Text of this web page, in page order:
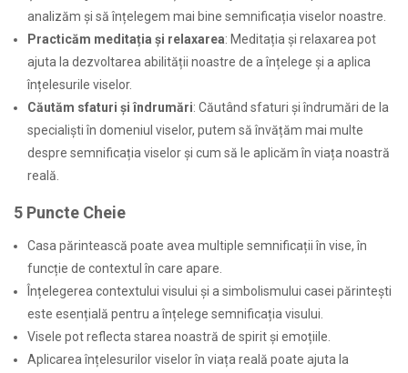
analizăm și să înțelegem mai bine semnificația viselor noastre.
Practicăm meditația și relaxarea: Meditația și relaxarea pot
ajuta la dezvoltarea abilității noastre de a înțelege și a aplica
înțelesurile viselor.
Căutăm sfaturi și îndrumări: Căutând sfaturi și îndrumări de la
specialiști în domeniul viselor, putem să învățăm mai multe
despre semnificația viselor și cum să le aplicăm în viața noastră
reală.
5 Puncte Cheie
Casa părintească poate avea multiple semnificații în vise, în
funcție de contextul în care apare.
Înțelegerea contextului visului și a simbolismului casei părintești
este esențială pentru a înțelege semnificația visului.
Visele pot reflecta starea noastră de spirit și emoțiile.
Aplicarea înțelesurilor viselor în viața reală poate ajuta la